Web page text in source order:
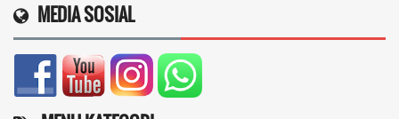
MEDIA SOSIAL